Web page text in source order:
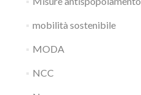
mobilità sostenibile
MODA
NCC